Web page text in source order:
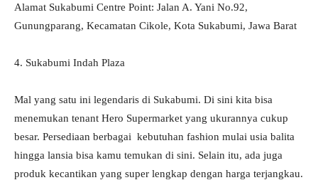
Alamat Sukabumi Centre Point: Jalan A. Yani No.92,
Gunungparang, Kecamatan Cikole, Kota Sukabumi, Jawa Barat
4. Sukabumi Indah Plaza
Mal yang satu ini legendaris di Sukabumi. Di sini kita bisa
menemukan tenant Hero Supermarket yang ukurannya cukup
besar. Persediaan berbagai kebutuhan fashion mulai usia balita
hingga lansia bisa kamu temukan di sini. Selain itu, ada juga
produk kecantikan yang super lengkap dengan harga terjangkau.